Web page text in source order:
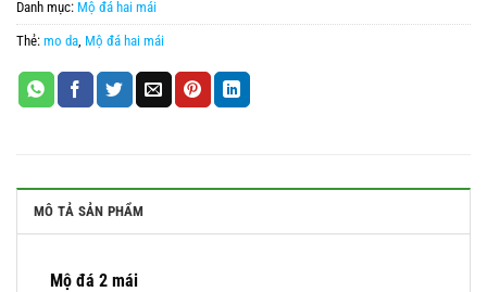
Danh mục: Mộ đá hai mái
Thẻ: mo da Mộ đá hai mái
MÔ TẢ SẢN PHẨM
Mộ đá 2 mái